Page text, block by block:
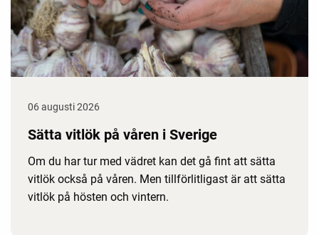
06 augusti 2026
Sätta vitlök på våren i Sverige
Om du har tur med vädret kan det gå fint att sätta
vitlök också på våren. Men tillförlitligast är att sätta
vitlök på hösten och vintern.